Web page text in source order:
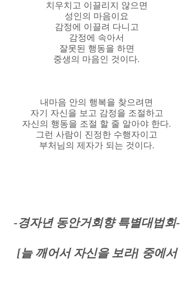
치우치고 이끌리지 않으면
성인의 마음이요
감정에 이끌려 다니고
감정에 속아서
잘못된 행동을 하면
중생의 마음인 것이다.
내마음 안의 행복을 찾으려면
자기 자신을 보고 감정을 조절하고
자신의 행동을 조절 할 줄 알아야 한다.
그런 사람이 진정한 수행자이고
부처님의 제자가 되는 것이다.
-경자년 동안거회향 특별대법회-
[늘 깨어서 자신을 보라] 중에서